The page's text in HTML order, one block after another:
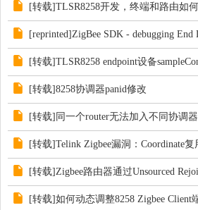
[转载]TLSR8258开发，终端和路由如
[reprinted]ZigBee SDK - debugging End
[转载]TLSR8258 endpoint设备
[转载]8258协调器panid修改
[转载]同一个router无法加入不同协调
[转载]Telink Zigbee漏洞：Coordinate
[转载]Zigbee路由器通过Unsourced
[转载]如何动态调整8258 Zigbee Client